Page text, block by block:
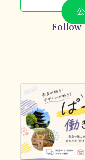
Follow